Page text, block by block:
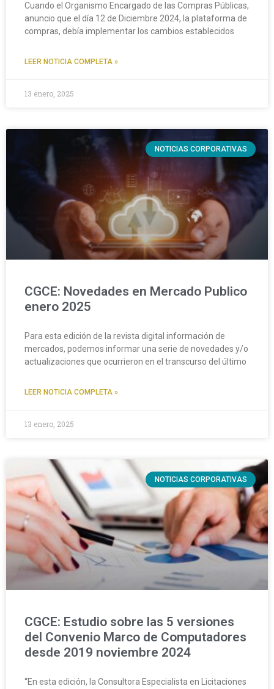
Cuando el Organismo Encargado de las Compras Públicas,
anuncio que el día 12 de Diciembre 2024, la plataforma de
compras, debía implementar los cambios establecidos
LEER NOTICIA COMPLETA »
13 enero, 2025
NOTICIAS CORPORATIVAS
CGCE: Novedades en Mercado Publico
enero 2025
Para esta edición de la revista digital información de
mercados, podemos informar una serie de novedades y/o
actualizaciones que ocurrieron en el transcurso del último
LEER NOTICIA COMPLETA »
13 enero, 2025
NOTICIAS CORPORATIVAS
CGCE: Estudio sobre las 5 versiones
del Convenio Marco de Computadores
desde 2019 noviembre 2024
“En esta edición, la Consultora Especialista en Licitaciones